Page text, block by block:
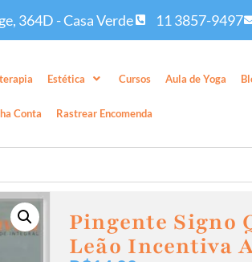
364D - Casa Verde 11 3857-9497
Estética Cursos Aula de Yoga
Conta Rastrear Encomenda
Pingente Signo
Leão Incentiva